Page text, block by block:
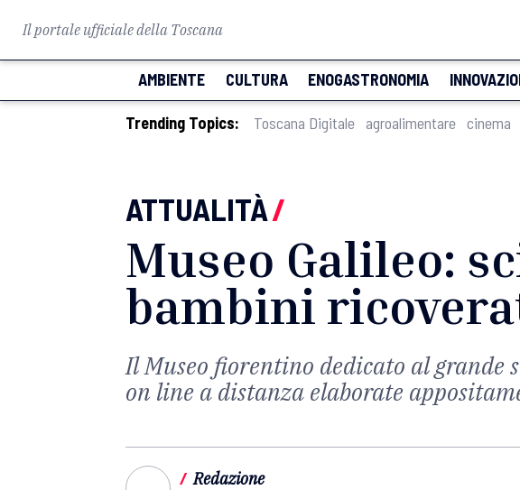
Il portale ufficiale della Toscana
AMBIENTE CULTURA ENOGASTRONOMIA
Trending Topics: Toscana Digitale agroalimentare cinema
ATTUALITÀ/
Museo Galileo:
bambini
Il Museo fiorentino dedicato al grande
on line a distanza elaborate
/ Redazione